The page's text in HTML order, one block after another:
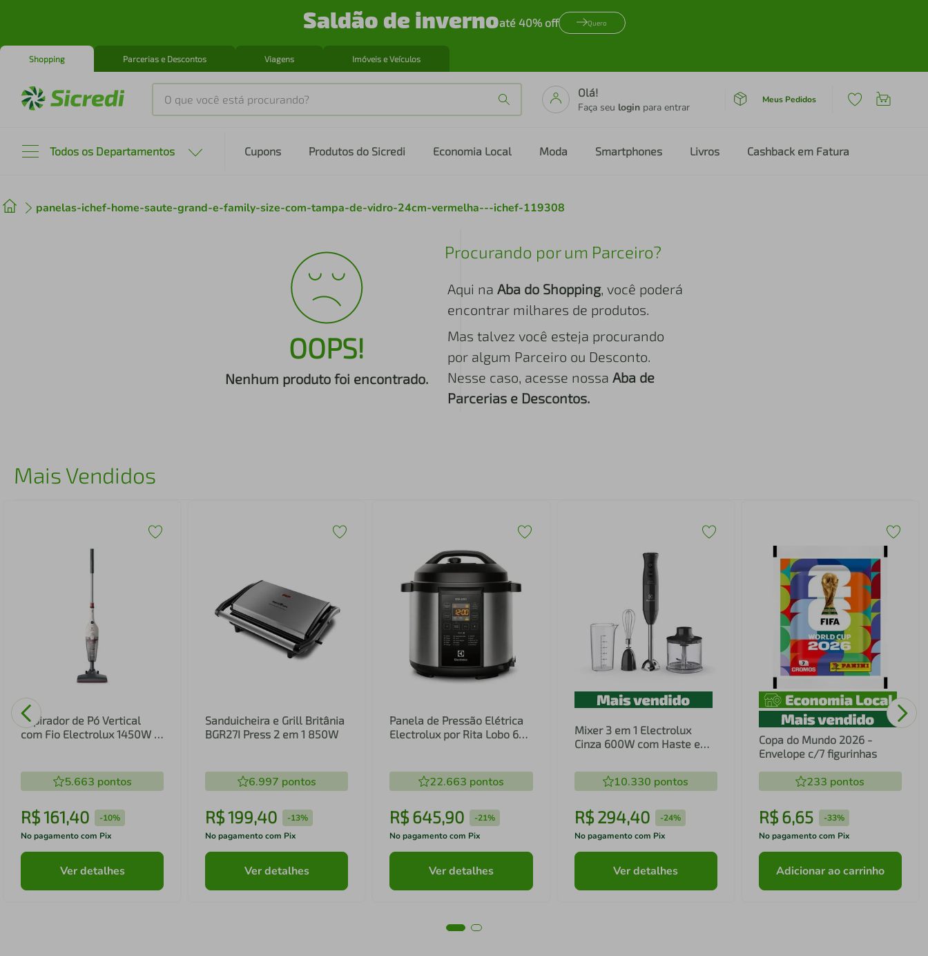
Saldão de invernoaté 40% off Quero
Shopping Parcerias e Descontos Viagens Imóveis e Veículos
O que você está procurando?
Olá!
Faça seu login para entrar
Meus Pedidos
Todos os Departamentos Cupons Produtos do Sicredi Economia Local Moda Smartphones Livros Cashback em Fatura
panelas-ichef-home-saute-grand-e-family-size-com-tampa-de-vidro-24cm-vermelha---ichef-119308
OOPS!
Nenhum produto foi encontrado.
Procurando por um Parceiro?
Aqui na Aba do Shopping, você poderá
encontrar milhares de produtos.
Mas talvez você esteja procurando
por algum Parceiro ou Desconto.
Nesse caso, acesse nossa Aba de
Parcerias e Descontos.
Mais Vendidos
Aspirador de Pó Vertical
com Fio Electrolux 1450W 2
5.663 pontos
R$161,40 -10%
No pagamento com Pix
Ver detalhes
Sanduicheira e Grill Britânia
BGR27I Press 2 em 1 850W
6.997 pontos
R$199,40 -13%
No pagamento com Pix
Ver detalhes
Panela de Pressão Elétrica
Electrolux por Rita Lobo 6L
22.663 pontos
R$645,90 -21%
No pagamento com Pix
Ver detalhes
Mixer 3 em 1 Electrolux
Cinza 600W com Haste em
(EIB20)
10.330 pontos
R$ 294,40 -24%
No pagamento com Pix
Ver detalhes
Copa do Mundo 2026 -
Envelope c/7 figurinhas
233 pontos
R$ 6,65 -33%
No pagamento com Pix
Adicionar ao carrinho
2º cafeteira